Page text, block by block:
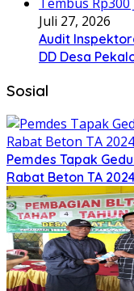
Juli 27, 2026
Audit
DD Desa
Sosial
Pemdes Tapak
Rabat Beton TA